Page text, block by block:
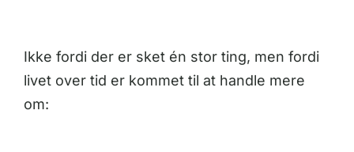
Ikke fordi der er sket én stor ting, men fordi
livet over tid er kommet til at handle mere
om: